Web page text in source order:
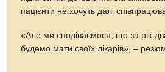
пацієнти не хочуть далі
«Але ми сподіваємося, що за рік-
будемо мати своїх лікарів», –